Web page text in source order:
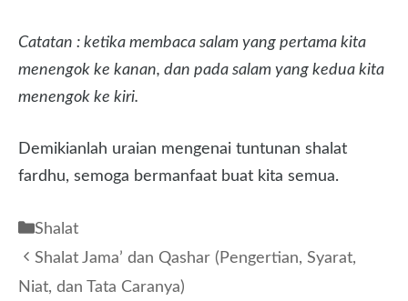
Catatan : ketika membaca salam yang pertama kita
menengok ke kanan, dan pada salam yang kedua kita
menengok ke kiri.
Demikianlah uraian mengenai tuntunan shalat
fardhu, semoga bermanfaat buat kita semua.
Kategori
Shalat
Shalat Jama’ dan Qashar (Pengertian, Syarat,
Niat, dan Tata Caranya)